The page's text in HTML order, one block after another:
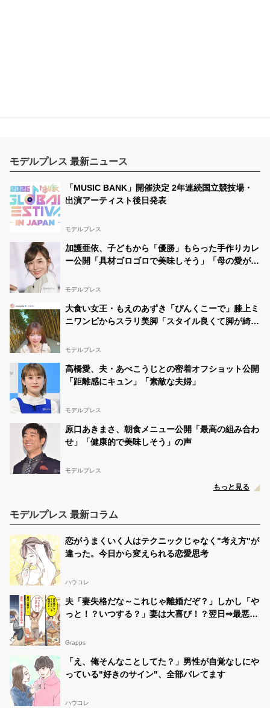
モデルプレス 最新ニュース
「MUSIC BANK」開催決定 2年連続国立競技場・
出演アーティスト後日発表
モデルプレス
加護亜依、子どもから「優勝」もらった手作りカレ
ー公開「具材ゴロゴロで美味しそう」「母の愛が隠
モデルプレス
大食い女王・もえのあずき「ぴんくこーで」膝上ミ
ニワンピからスラリ美脚「スタイル良くて脚が綺
モデルプレス
高橋愛、夫・あべこうじとの密着オフショット公開
「距離感にキュン」「素敵な夫婦」
モデルプレス
原口あきまさ、朝食メニュー公開「最高の組み合わ
せ」「健康的で美味しそう」の声
モデルプレス
もっと見る
モデルプレス 最新コラム
恋がうまくいく人はテクニックじゃなく"考え方"が
違った。今日から変えられる恋愛思考
ハウコレ
夫「妻失格だな～これじゃ離婚だぞ？」しかし「や
っと！？いつする？」妻は大喜び！？翌日⇒最悪の
Grapps
「え、俺そんなことしてた？」男性が自覚なしにや
っている"好きのサイン"、全部バレてます
ハウコレ